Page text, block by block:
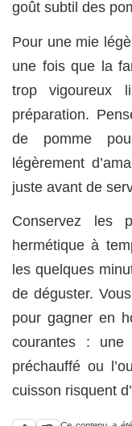
goût subtil des
Pour une mie
une fois que la
trop vigoureux
préparation.
de pomme
légèrement
juste avant de
Conservez les
hermétique à
les quelques
de déguster.
pour gagner en
courantes :
préchauffé ou
cuisson risquent